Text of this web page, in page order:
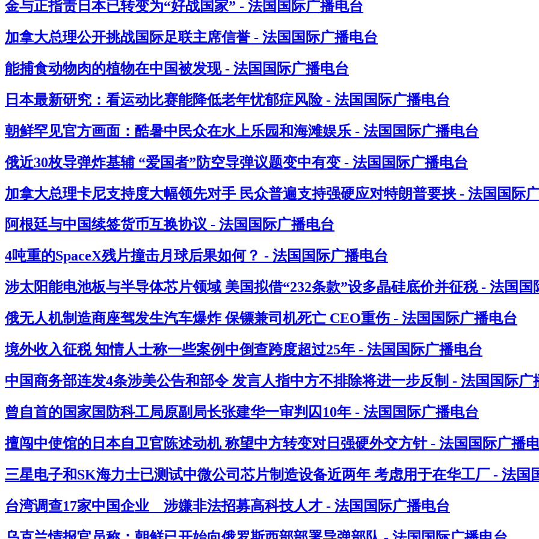
金与正指责日本已转变为“好战国家” - 法国国际广播电台
加拿大总理公开挑战国际足联主席信誉 - 法国国际广播电台
能捕食动物肉的植物在中国被发现 - 法国国际广播电台
日本最新研究：看运动比赛能降低老年忧郁症风险 - 法国国际广播电台
朝鲜罕见官方画面：酷暑中民众在水上乐园和海滩娱乐 - 法国国际广播电台
俄近30枚导弹炸基辅 “爱国者”防空导弹议题变中有变 - 法国国际广播电台
加拿大总理卡尼支持度大幅领先对手 民众普遍支持强硬应对特朗普要挟 - 法国国际
阿根廷与中国续签货币互换协议 - 法国国际广播电台
4吨重的SpaceX残片撞击月球后果如何？ - 法国国际广播电台
涉太阳能电池板与半导体芯片领域 美国拟借“232条款”设多晶硅底价并征税 - 法国国
俄无人机制造商座驾发生汽车爆炸 保镖兼司机死亡 CEO重伤 - 法国国际广播电台
境外收入征税 知情人士称一些案例中倒查跨度超过25年 - 法国国际广播电台
中国商务部连发4条涉美公告和部令 发言人指中方不排除将进一步反制 - 法国国际广
曾自首的国家国防科工局原副局长张建华一审判囚10年 - 法国国际广播电台
擅闯中使馆的日本自卫官陈述动机 称望中方转变对日强硬外交方针 - 法国国际广播
三星电子和SK海力士已测试中微公司芯片制造设备近两年 考虑用于在华工厂 - 法国
台湾调查17家中国企业 涉嫌非法招募高科技人才 - 法国国际广播电台